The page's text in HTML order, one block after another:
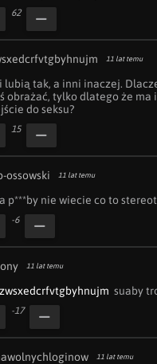
62
11 lat temu
lubią tak, a inni inaczej.
obrażać, tylko dlatego że ma
do seksu?
15
ossowski 11 lat temu
p***by nie wiecie co to
-6
11 lat temu
suaby
-17
11 lat temu